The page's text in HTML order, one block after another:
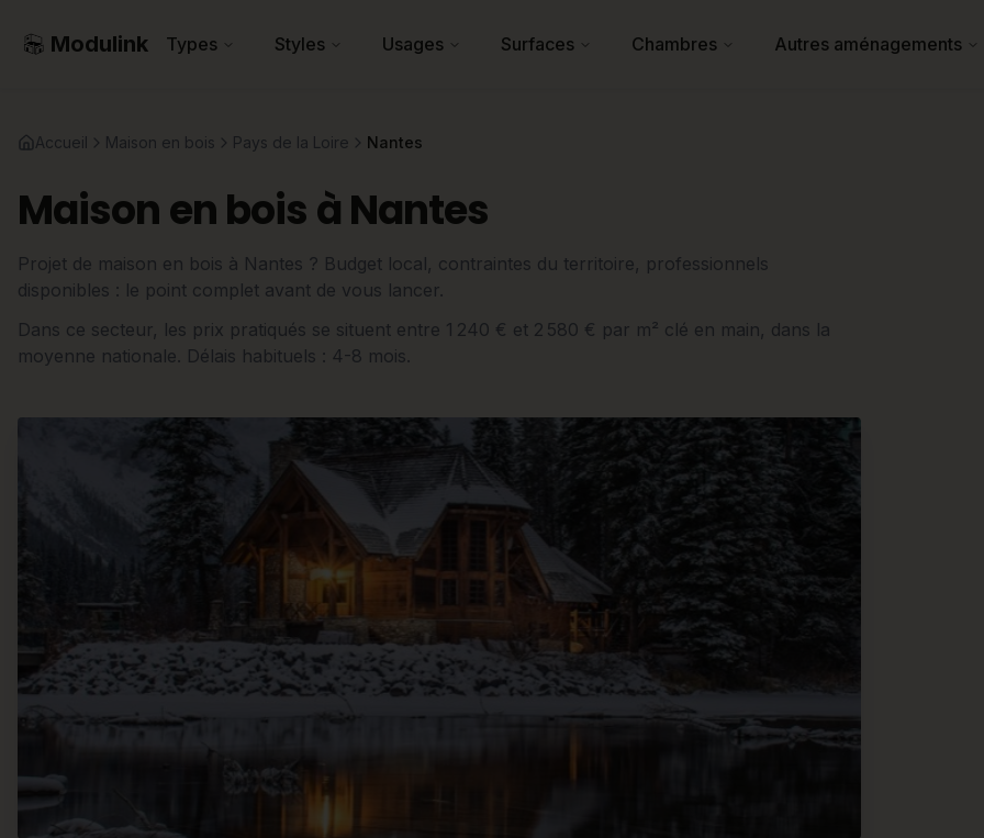
Modulink Types Styles Usages Surfaces Chambres Autres aménagements
Accueil Maison en bois Pays de la Loire Nantes
Maison en bois à Nantes
Projet de maison en bois à Nantes ? Budget local, contraintes du territoire, professionnels
disponibles : le point complet avant de vous lancer.
Dans ce secteur, les prix pratiqués se situent entre 1 240 € et 2 580 € par m² clé en main, dans la
moyenne nationale. Délais habituels : 4-8 mois.